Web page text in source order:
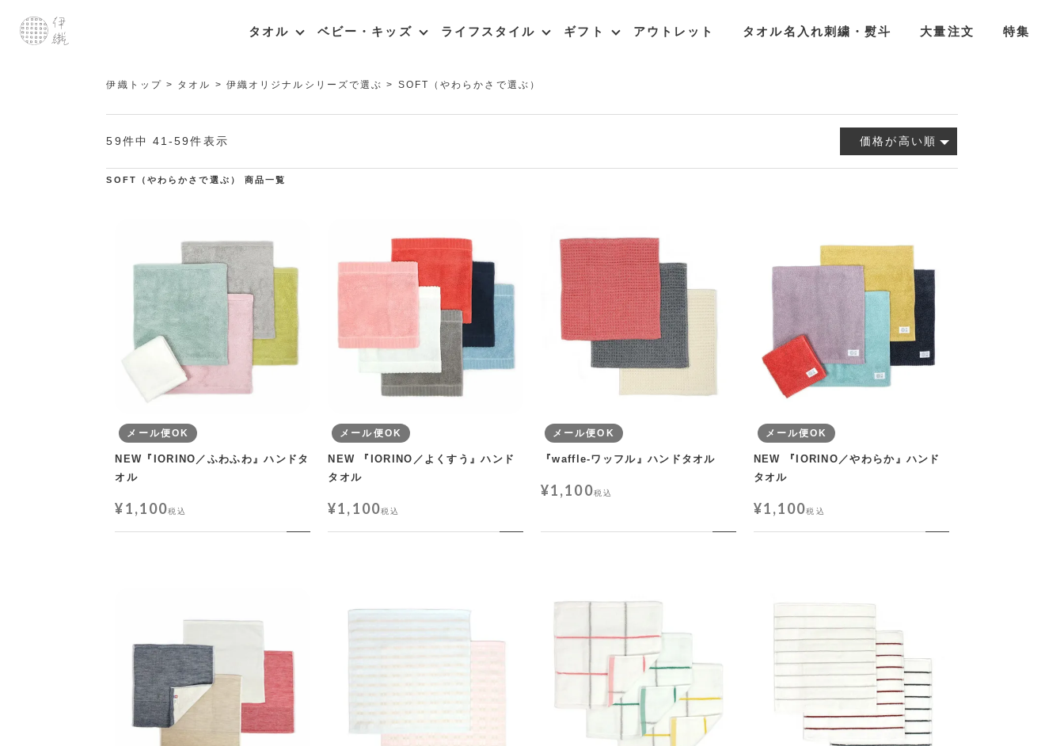
タオル ベビー・キッズ ライフスタイル ギフト アウトレット タオル名入れ刺繍・熨斗 大量注文 特集
伊織トップ タオル 伊織オリジナルシリーズで選ぶ SOFT（やわらかさで選ぶ）
価格が高い順
59件中 41-59件表示
SOFT（やわらかさで選ぶ） 商品一覧
メール便OK
NEW『IORINO／ふわふわ』ハンドタ
オル
¥1,100税込
メール便OK
NEW 『IORINO／よくすう』ハンド
タオル
¥1,100税込
メール便OK
『waffle-ワッフル』ハンドタオル
¥1,100税込
メール便OK
NEW 『IORINO／やわらか』ハンド
タオル
¥1,100税込